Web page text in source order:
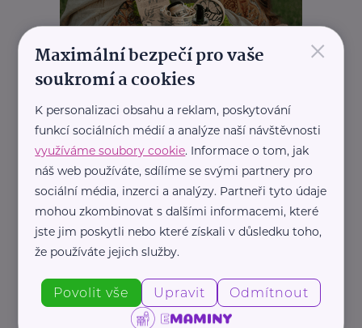
×
Maximální bezpečí pro vaše
soukromí a cookies
K personalizaci obsahu a reklam, poskytování
funkcí sociálních médií a analýze naší návštěvnosti
využíváme soubory cookie. Informace o tom, jak
náš web používáte, sdílíme se svými partnery pro
sociální média, inzerci a analýzy. Partneři tyto údaje
mohou zkombinovat s dalšími informacemi, které
jste jim poskytli nebo které získali v důsledku toho,
že používáte jejich služby.
Povolit vše Upravit Odmítnout